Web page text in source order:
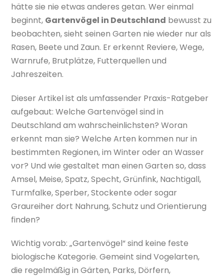
hätte sie nie etwas anderes getan. Wer einmal
beginnt, Gartenvögel in Deutschland bewusst zu
beobachten, sieht seinen Garten nie wieder nur als
Rasen, Beete und Zaun. Er erkennt Reviere, Wege,
Warnrufe, Brutplätze, Futterquellen und
Jahreszeiten.
Dieser Artikel ist als umfassender Praxis-Ratgeber
aufgebaut: Welche Gartenvögel sind in
Deutschland am wahrscheinlichsten? Woran
erkennt man sie? Welche Arten kommen nur in
bestimmten Regionen, im Winter oder an Wasser
vor? Und wie gestaltet man einen Garten so, dass
Amsel, Meise, Spatz, Specht, Grünfink, Nachtigall,
Turmfalke, Sperber, Stockente oder sogar
Graureiher dort Nahrung, Schutz und Orientierung
finden?
Wichtig vorab: „Gartenvögel“ sind keine feste
biologische Kategorie. Gemeint sind Vogelarten,
die regelmäßig in Gärten, Parks, Dörfern,